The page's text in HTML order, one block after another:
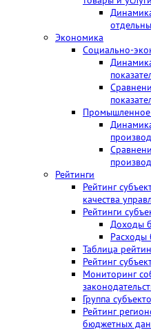
Экономика
Социально-
Промышленное
Рейтинги
Рейтинг
качества
Рейтинги
Доходы
Расходы
Таблица
Рейтинг
Мониторинг
Группа
Рейтинг
бюджетных